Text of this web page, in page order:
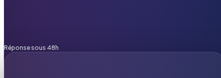
Réponse sous 48h